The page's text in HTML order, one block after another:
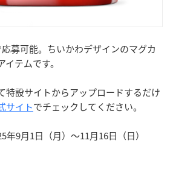
募可能。ちいかわデザインのマグカ
テムです。
特設サイトからアップロードするだけ
サイトでチェックしてください。
年9月1日（月）〜11月16日（日）